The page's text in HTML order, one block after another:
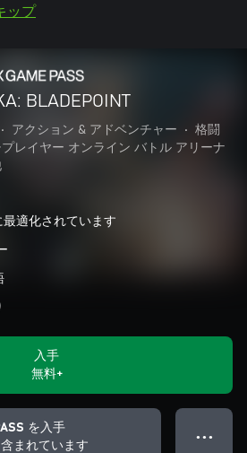
ップ
BLADEPOINT
• アクション & アドベンチャー •
格闘
レイヤー オンライン バトル アリーナ
適化されています
入手
無料+
を入手
まれています
● ● ●